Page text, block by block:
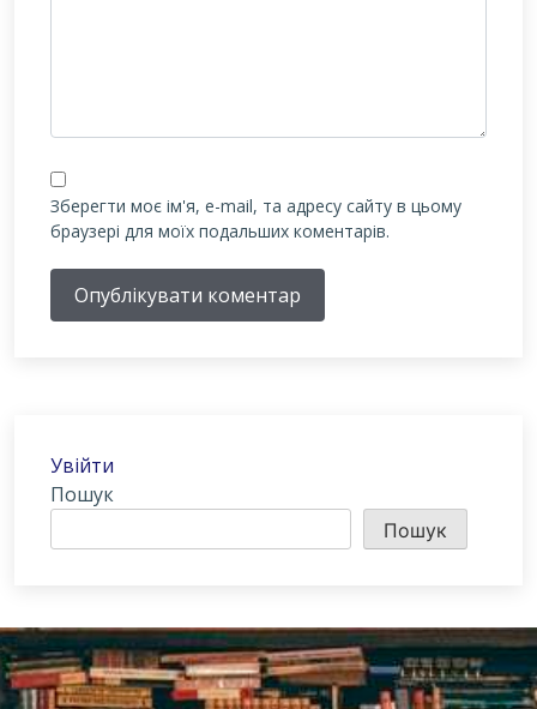
Зберегти моє ім'я, e-mail, та адресу сайту в цьому
браузері для моїх подальших коментарів.
Опублікувати коментар
Увійти
Пошук
Пошук